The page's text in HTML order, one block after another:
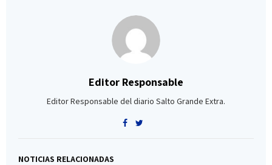
Editor Responsable
Editor Responsable del diario Salto Grande Extra.
NOTICIAS RELACIONADAS